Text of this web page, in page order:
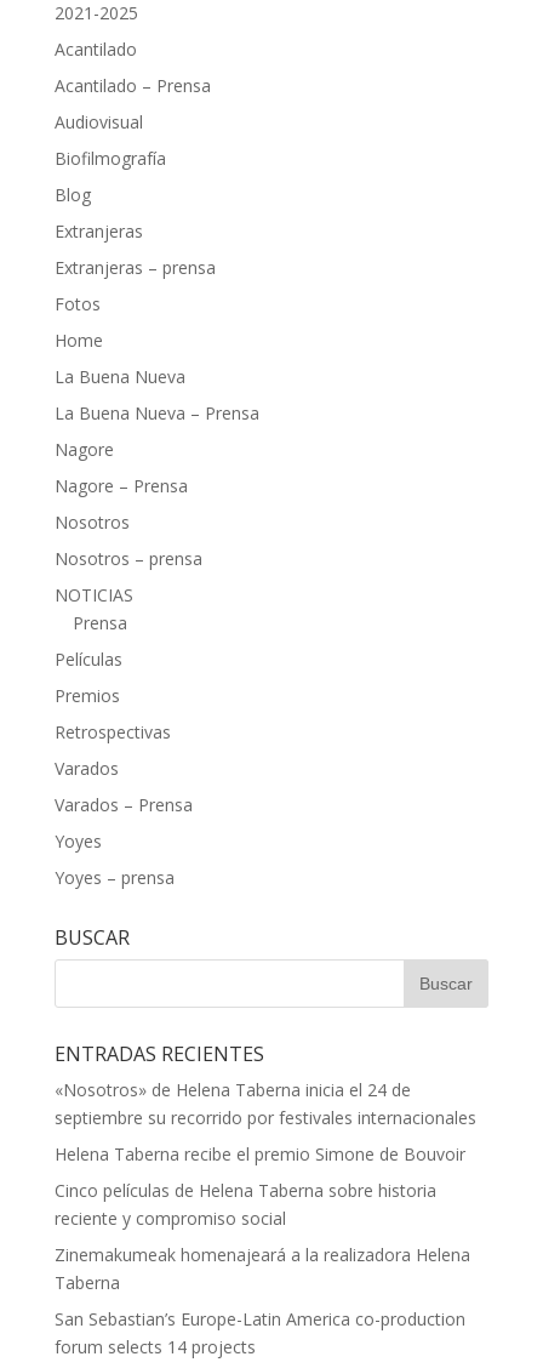
2021-2025
Acantilado
Acantilado – Prensa
Audiovisual
Biofilmografía
Blog
Extranjeras
Extranjeras – prensa
Fotos
Home
La Buena Nueva
La Buena Nueva – Prensa
Nagore
Nagore – Prensa
Nosotros
Nosotros – prensa
NOTICIAS
Prensa
Películas
Premios
Retrospectivas
Varados
Varados – Prensa
Yoyes
Yoyes – prensa
BUSCAR
ENTRADAS RECIENTES
«Nosotros» de Helena Taberna inicia el 24 de
septiembre su recorrido por festivales internacionales
Helena Taberna recibe el premio Simone de Bouvoir
Cinco películas de Helena Taberna sobre historia
reciente y compromiso social
Zinemakumeak homenajeará a la realizadora Helena
Taberna
San Sebastian’s Europe-Latin America co-production
forum selects 14 projects